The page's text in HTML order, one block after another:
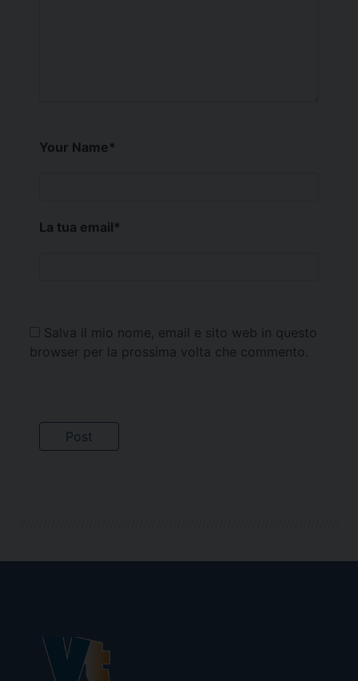
Your Name*
La tua email*
Salva il mio nome, email e sito web in questo
browser per la prossima volta che commento.